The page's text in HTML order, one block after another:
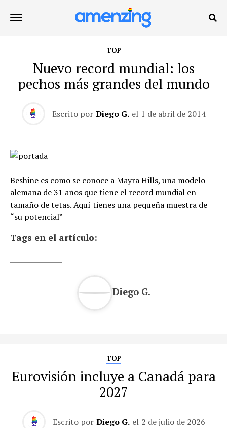
TOP
Nuevo record mundial: los
pechos más grandes del mundo
Escrito por Diego G. el 1 de abril de 2014
Beshine es como se conoce a Mayra Hills, una modelo
alemana de 31 años que tiene el record mundial en
tamaño de tetas. Aquí tienes una pequeña muestra de
“su potencial”
Tags en el artículo:
Diego G.
TOP
Eurovisión incluye a Canadá para
2027
Escrito por Diego G. el 2 de julio de 2026